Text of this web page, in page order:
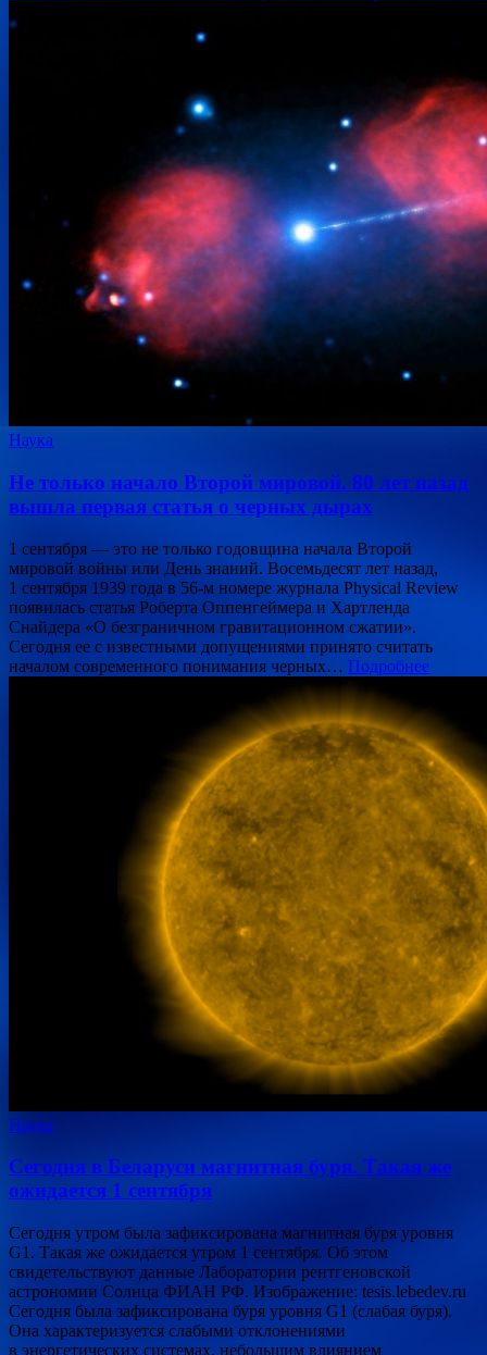
Наука
Не только начало Второй мировой. 80 лет назад
вышла первая статья о черных дырах
1 сентября — это не только годовщина начала Второй
мировой войны или День знаний. Восемьдесят лет назад,
1 сентября 1939 года в 56-м номере журнала Physical Review
появилась статья Роберта Оппенгеймера и Хартленда
Снайдера «О безграничном гравитационном сжатии».
Сегодня ее с известными допущениями принято считать
началом современного понимания черных… Подробнее
Наука
Сегодня в Беларуси магнитная буря. Такая же
ожидается 1 сентября
Сегодня утром была зафиксирована магнитная буря уровня
G1. Такая же ожидается утром 1 сентября. Об этом
свидетельствуют данные Лаборатории рентгеновской
астрономии Солнца ФИАН РФ. Изображение: tesis.lebedev.ru
Сегодня была зафиксирована буря уровня G1 (слабая буря).
Она характеризуется слабыми отклонениями
в энергетических системах, небольшим влиянием